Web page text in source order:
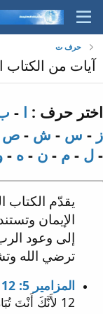
حرف ت
آيات من
اختر حرف : ا -
ز - س - ش - ص
- ل - م - ن - ه -
يقدّم الكتاب
الإيمان
إلى وعود
ترضي الله
المزامير 5: 12
12 لأَنَّكَ